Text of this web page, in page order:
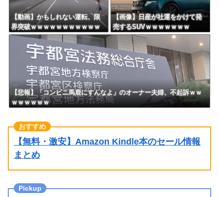
【動画】かもしれない運転、限
界突破ｗｗｗｗｗｗｗｗｗｗｗ
ｗｗｗｗｗｗ
【画像】日産が社運をかけて発
売するSUVｗｗｗｗｗｗｗ
【悲報】「コンビニ馬鹿にすんなよ」のオーナー夫婦、不起訴ｗｗ
ｗｗｗｗｗｗ
【無料・激安】Amazon Kindle本のセール情報
まとめ